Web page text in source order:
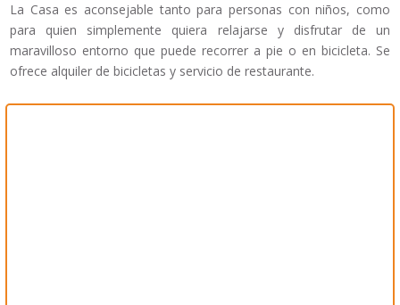
La Casa es aconsejable tanto para personas con niños, como
para quien simplemente quiera relajarse y disfrutar de un
maravilloso entorno que puede recorrer a pie o en bicicleta. Se
ofrece alquiler de bicicletas y servicio de restaurante.